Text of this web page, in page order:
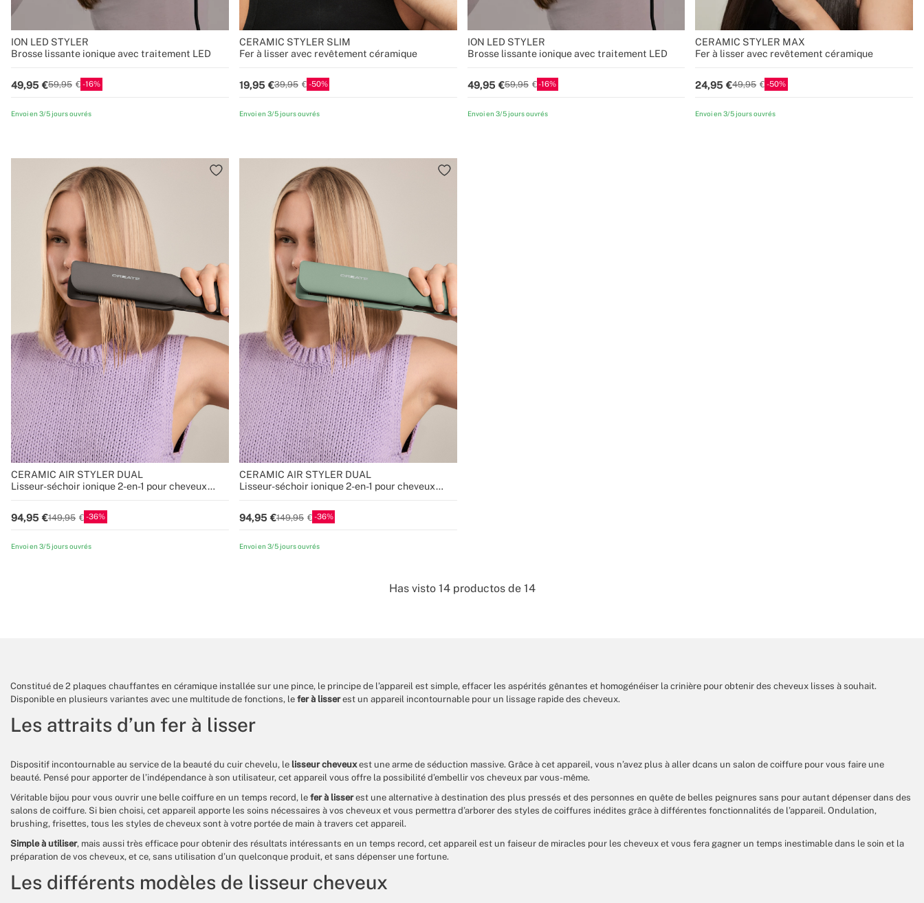
ION LED STYLER
Brosse lissante ionique avec traitement LED
49,95 59,95 16
Envoi en 3/5 jours ouvrés
CERAMIC STYLER SLIM
Fer à lisser avec revêtement céramique
19,95 39,95 50
Envoi en 3/5 jours ouvrés
ION LED STYLER
Brosse lissante ionique avec traitement LED
49,95 59,95 16
Envoi en 3/5 jours ouvrés
CERAMIC STYLER MAX
Fer à lisser avec revêtement céramique
24,95 49,95 50
Envoi en 3/5 jours ouvrés
CERAMIC AIR STYLER DUAL
Lisseur-séchoir ionique 2-en-1 pour cheveux
94,95
149,95 36
Envoi en 3/5 jours ouvrés
CERAMIC AIR STYLER DUAL
Lisseur-séchoir ionique 2-en-1 pour cheveux
94,95
149,95 36
Envoi en 3/5 jours ouvrés
Has visto 14productos de 14
Constitué de 2 plaques chauffantes en céramique installée sur une pince, le principe de l’appareil est simple, effacer les aspérités gênantes et homogénéiser la crinière pour obtenir des cheveux lisses à souhait.
Disponible en plusieurs variantes avec une multitude de fonctions, le fer à lisserest un appareil incontournable pour un lissage rapide des cheveux.
Les attraits d’un fer à lisser
Dispositif incontournable au service de la beauté du cuir chevelu, le lisseur cheveuxest une arme de séduction massive. Grâce à cet appareil, vous n’avez plus à aller dcans un salon de coiffure pour vous faire une
beauté. Pensé pour apporter de l’indépendance à son utilisateur, cet appareil vous offre la possibilité d’embellir vos cheveux par vous-même.
Véritable bijou pour vous ouvrir une belle coiffure en un temps record, le fer à lisserest une alternative à destination des plus pressés et des personnes en quête de belles peignures sans pour autant dépenser dans des
salons de coiffure. Si bien choisi, cet appareil apporte les soins nécessaires à vos cheveux et vous permettra d’arborer des styles de coiffures inédites grâce à différentes fonctionnalités de l’appareil. Ondulation,
brushing, frisettes, tous les styles de cheveux sont à votre portée de main à travers cet appareil.
Simple à utiliser, mais aussi très efficace pour obtenir des résultats intéressants en un temps record, cet appareil est un faiseur de miracles pour les cheveux et vous fera gagner un temps inestimable dans le soin et la
préparation de vos cheveux, et ce, sans utilisation d’un quelconque produit, et sans dépenser une fortune.
Les différents modèles de lisseur cheveux